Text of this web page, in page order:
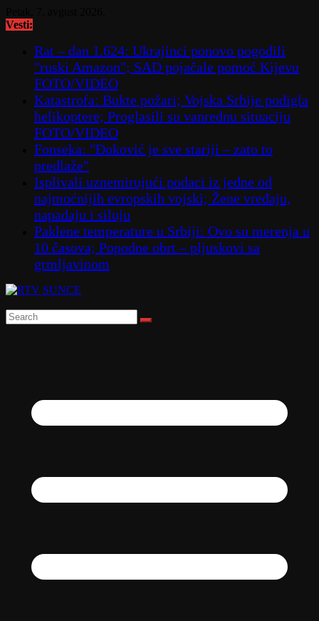
to
Vesti:
Rat – dan 1.624: Ukrajinci ponovo pogodili
"ruski Amazon"; SAD pojačale pomoć Kijevu
FOTO/VIDEO
Katastrofa: Bukte požari; Vojska Srbije podigla
helikoptere; Proglasili su vanrednu situaciju
FOTO/VIDEO
Fonseka: "Đoković je sve stariji – zato to
predlaže"
Isplivali uznemirujući podaci iz jedne od
najmoćnijih evropskih vojski; Žene vređaju,
napadaju i siluju
Paklene temperature u Srbiji: Ovo su merenja u
10 časova; Popodne obrt – pljuskovi sa
grmljavinom